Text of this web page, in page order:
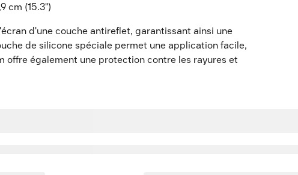
cm (15.3")
d'une couche antireflet, garantissant ainsi une
de silicone spéciale permet une application facile,
offre également une protection contre les rayures et